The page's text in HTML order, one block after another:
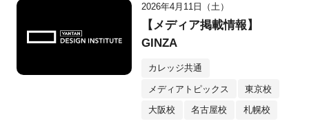
2026年4月11日（土）
【メディア掲載情報】
GINZA
カレッジ共通
メディアトピックス 東京校
大阪校 名古屋校 札幌校